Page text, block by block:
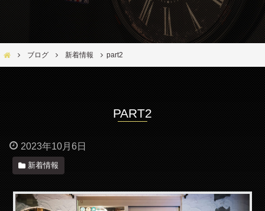
Bar Ber Shop REGALO【バーバーショップ レガロ】- 大阪・福島区の美容室
ブログ 新着情報 part2
PART2
2023年10月6日
新着情報